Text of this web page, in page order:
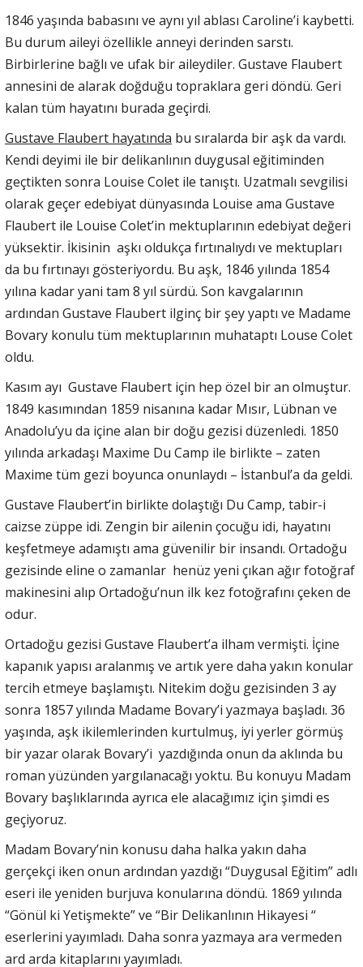
1846 yaşında babasını ve aynı yıl ablası Caroline’i kaybetti.
Bu durum aileyi özellikle anneyi derinden sarstı.
Birbirlerine bağlı ve ufak bir aileydiler. Gustave Flaubert
annesini de alarak doğduğu topraklara geri döndü. Geri
kalan tüm hayatını burada geçirdi.
Gustave Flaubert hayatında bu sıralarda bir aşk da vardı.
Kendi deyimi ile bir delikanlının duygusal eğitiminden
geçtikten sonra Louise Colet ile tanıştı. Uzatmalı sevgilisi
olarak geçer edebiyat dünyasında Louise ama Gustave
Flaubert ile Louise Colet’in mektuplarının edebiyat değeri
yüksektir. İkisinin aşkı oldukça fırtınalıydı ve mektupları
da bu fırtınayı gösteriyordu. Bu aşk, 1846 yılında 1854
yılına kadar yani tam 8 yıl sürdü. Son kavgalarının
ardından Gustave Flaubert ilginç bir şey yaptı ve Madame
Bovary konulu tüm mektuplarının muhataptı Louse Colet
oldu.
Kasım ayı Gustave Flaubert için hep özel bir an olmuştur.
1849 kasımından 1859 nisanına kadar Mısır, Lübnan ve
Anadolu’yu da içine alan bir doğu gezisi düzenledi. 1850
yılında arkadaşı Maxime Du Camp ile birlikte – zaten
Maxime tüm gezi boyunca onunlaydı – İstanbul’a da geldi.
Gustave Flaubert’in birlikte dolaştığı Du Camp, tabir-i
caizse züppe idi. Zengin bir ailenin çocuğu idi, hayatını
keşfetmeye adamıştı ama güvenilir bir insandı. Ortadoğu
gezisinde eline o zamanlar henüz yeni çıkan ağır fotoğraf
makinesini alıp Ortadoğu’nun ilk kez fotoğrafını çeken de
odur.
Ortadoğu gezisi Gustave Flaubert’a ilham vermişti. İçine
kapanık yapısı aralanmış ve artık yere daha yakın konular
tercih etmeye başlamıştı. Nitekim doğu gezisinden 3 ay
sonra 1857 yılında Madame Bovary’i yazmaya başladı. 36
yaşında, aşk ikilemlerinden kurtulmuş, iyi yerler görmüş
bir yazar olarak Bovary’i yazdığında onun da aklında bu
roman yüzünden yargılanacağı yoktu. Bu konuyu Madam
Bovary başlıklarında ayrıca ele alacağımız için şimdi es
geçiyoruz.
Madam Bovary’nin konusu daha halka yakın daha
gerçekçi iken onun ardından yazdığı “Duygusal Eğitim” adlı
eseri ile yeniden burjuva konularına döndü. 1869 yılında
“Gönül ki Yetişmekte” ve “Bir Delikanlının Hikayesi “
eserlerini yayımladı. Daha sonra yazmaya ara vermeden
ard arda kitaplarını yayımladı.